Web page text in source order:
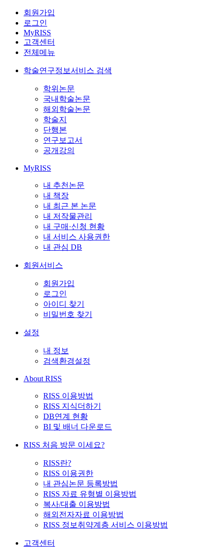
회원가입
로그인
MyRISS
고객센터
전체메뉴
학술연구정보서비스 검색
학위논문
국내학술논문
해외학술논문
학술지
단행본
연구보고서
공개강의
MyRISS
내 추천논문
내 책장
내 최근 본 논문
내 저작물관리
내 구매·신청 현황
내 서비스 사용권한
내 관심 DB
회원서비스
회원가입
로그인
아이디 찾기
비밀번호 찾기
설정
내 정보
검색환경설정
About RISS
RISS 이용방법
RISS 지식더하기
DB연계 현황
BI 및 배너 다운로드
RISS 처음 방문 이세요?
RISS란?
RISS 이용권한
내 관심논문 등록방법
RISS 자료 유형별 이용방법
복사/대출 이용방법
해외전자자료 이용방법
RISS 정보취약계층 서비스 이용방법
고객센터